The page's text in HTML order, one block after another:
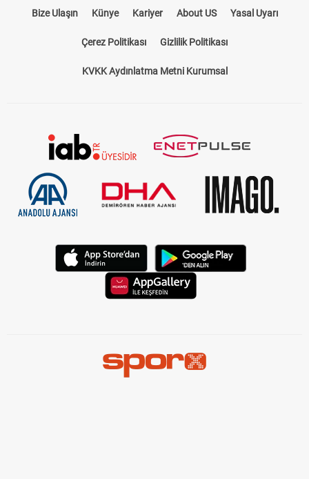
Bize Ulaşın Künye Kariyer About US Yasal Uyarı
Çerez Politikası Gizlilik Politikası
KVKK Aydınlatma Metni Kurumsal